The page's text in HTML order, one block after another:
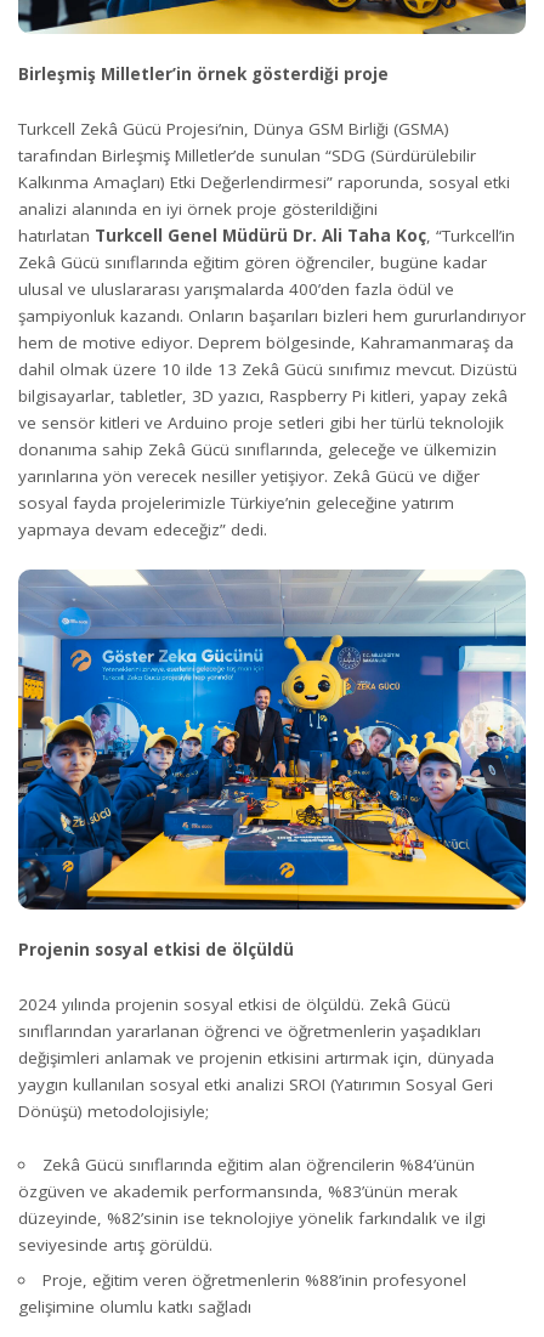
Birleşmiş Milletler’in örnek gösterdiği proje
Turkcell Zekâ Gücü Projesi’nin, Dünya GSM Birliği (GSMA)
tarafından Birleşmiş Milletler’de sunulan “SDG (Sürdürülebilir
Kalkınma Amaçları) Etki Değerlendirmesi” raporunda, sosyal etki
analizi alanında en iyi örnek proje gösterildiğini
hatırlatan Turkcell Genel Müdürü Dr. Ali Taha Koç, “Turkcell’in
Zekâ Gücü sınıflarında eğitim gören öğrenciler, bugüne kadar
ulusal ve uluslararası yarışmalarda 400’den fazla ödül ve
şampiyonluk kazandı. Onların başarıları bizleri hem gururlandırıyor
hem de motive ediyor. Deprem bölgesinde, Kahramanmaraş da
dahil olmak üzere 10 ilde 13 Zekâ Gücü sınıfımız mevcut. Dizüstü
bilgisayarlar, tabletler, 3D yazıcı, Raspberry Pi kitleri, yapay zekâ
ve sensör kitleri ve Arduino proje setleri gibi her türlü teknolojik
donanıma sahip Zekâ Gücü sınıflarında, geleceğe ve ülkemizin
yarınlarına yön verecek nesiller yetişiyor. Zekâ Gücü ve diğer
sosyal fayda projelerimizle Türkiye’nin geleceğine yatırım
yapmaya devam edeceğiz” dedi.
Projenin sosyal etkisi de ölçüldü
2024 yılında projenin sosyal etkisi de ölçüldü. Zekâ Gücü
sınıflarından yararlanan öğrenci ve öğretmenlerin yaşadıkları
değişimleri anlamak ve projenin etkisini artırmak için, dünyada
yaygın kullanılan sosyal etki analizi SROI (Yatırımın Sosyal Geri
Dönüşü) metodolojisiyle;
Zekâ Gücü sınıflarında eğitim alan öğrencilerin %84’ünün
özgüven ve akademik performansında, %83’ünün merak
düzeyinde, %82’sinin ise teknolojiye yönelik farkındalık ve ilgi
seviyesinde artış görüldü.
Proje, eğitim veren öğretmenlerin %88’inin profesyonel
gelişimine olumlu katkı sağladı